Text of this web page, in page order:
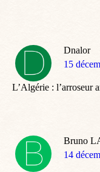
Dnalor
dit
15
L’Algérie : l’arroseur
Bruno
dit
14